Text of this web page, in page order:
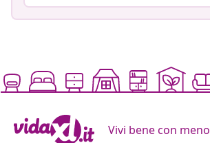
Vivi bene con meno